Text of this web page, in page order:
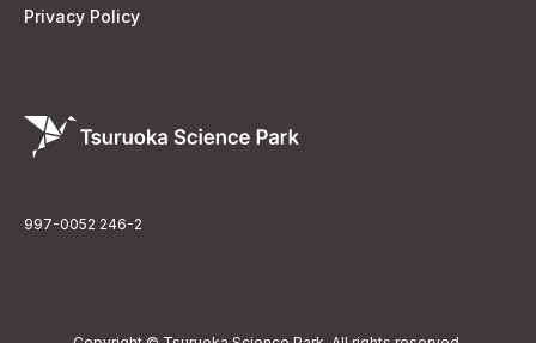
Privacy Policy
〒997-0052 山形県鶴岡市覚岸寺字水上246-2